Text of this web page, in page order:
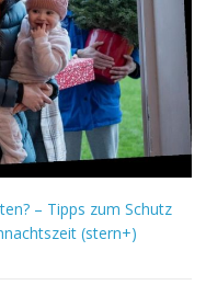
– Tipps zum Schutz
(stern+)